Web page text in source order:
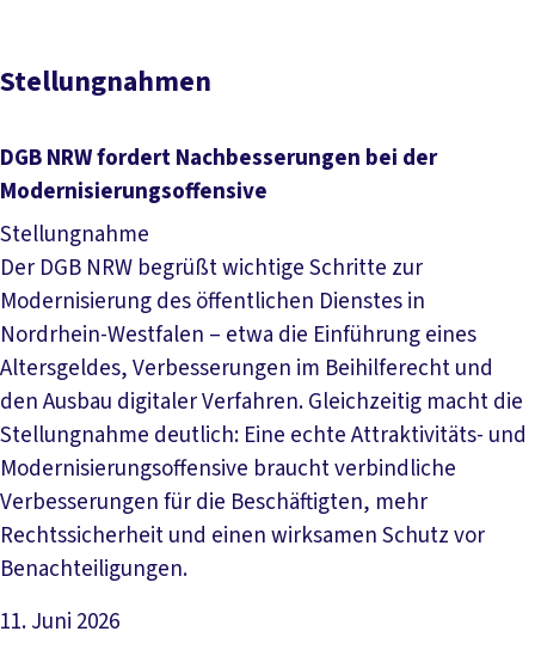
Stellungnahmen
DGB NRW fordert Nachbesserungen bei der
Modernisierungsoffensive
Stellungnahme
Der DGB NRW begrüßt wichtige Schritte zur
Modernisierung des öffentlichen Dienstes in
Nordrhein-Westfalen – etwa die Einführung eines
Altersgeldes, Verbesserungen im Beihilferecht und
den Ausbau digitaler Verfahren. Gleichzeitig macht die
Stellungnahme deutlich: Eine echte Attraktivitäts- und
Modernisierungsoffensive braucht verbindliche
Verbesserungen für die Beschäftigten, mehr
Rechtssicherheit und einen wirksamen Schutz vor
Benachteiligungen.
11. Juni 2026